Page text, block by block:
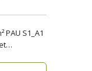
PAU S1_A1